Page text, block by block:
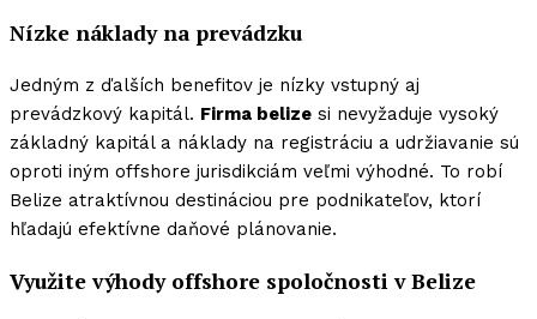
Nízke náklady na prevádzku
Jedným z ďalších benefitov je nízky vstupný aj
prevádzkový kapitál. Firma belize si nevyžaduje vysoký
základný kapitál a náklady na registráciu a udržiavanie sú
oproti iným offshore jurisdikciám veľmi výhodné. To robí
Belize atraktívnou destináciou pre podnikateľov, ktorí
hľadajú efektívne daňové plánovanie.
Využite výhody offshore spoločnosti v Belize